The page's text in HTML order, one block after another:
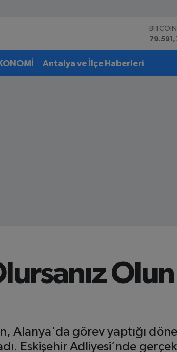
DOLAR
EURO
Antalya ve İlçe Haberleri
Alanya'da görev yaptığı
Eskişehir Adliyesi’nde